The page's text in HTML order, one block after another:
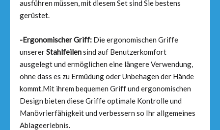
ausführen müssen, mit diesem Set sind Sie bestens
gerüstet.
-Ergonomischer Griff: Die ergonomischen Griffe
unsererStahlfeilensind auf Benutzerkomfort
ausgelegt und ermöglichen eine längere Verwendung,
ohne dass es zu Ermüdung oder Unbehagen der Hände
kommt.Mit ihrem bequemen Griff und ergonomischen
Design bieten diese Griffe optimale Kontrolle und
Manövrierfähigkeit und verbessern so Ihr allgemeines
Ablageerlebnis.